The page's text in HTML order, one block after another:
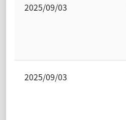
2025/09/03
2025/09/03